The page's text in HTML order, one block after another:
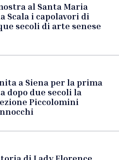
al Santa Maria
Scala i capolavori di
secoli di arte senese
a Siena per la prima
dopo due secoli la
Piccolomini